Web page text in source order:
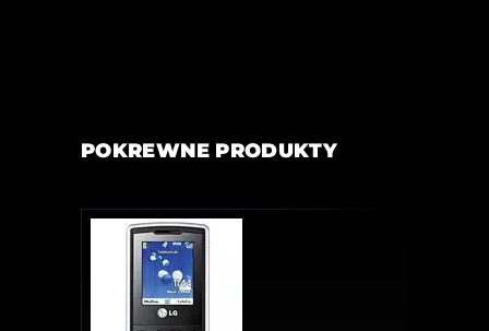
POKREWNE PRODUKTY